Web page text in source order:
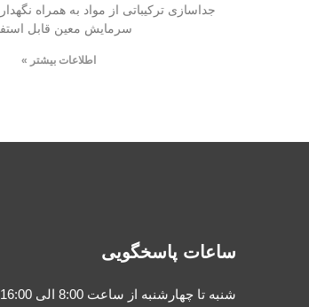
جداسازی ترکیباتی از مواد به همراه
سرمایش معین قابل
اطلاعات بیشتر »
ساعات پاسخگویی
شنبه تا چهارشنبه از ساعت 8:00 الی 16:00